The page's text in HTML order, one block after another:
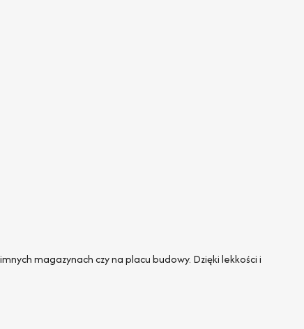
magazynach czy na placu budowy. Dzięki lekkości i